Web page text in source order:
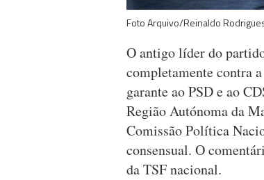
Foto Arquivo/Reinaldo
O antigo líder do
completamente contra
garante ao PSD e ao
Região Autónoma da
Comissão Política
consensual. O
da TSF nacional.